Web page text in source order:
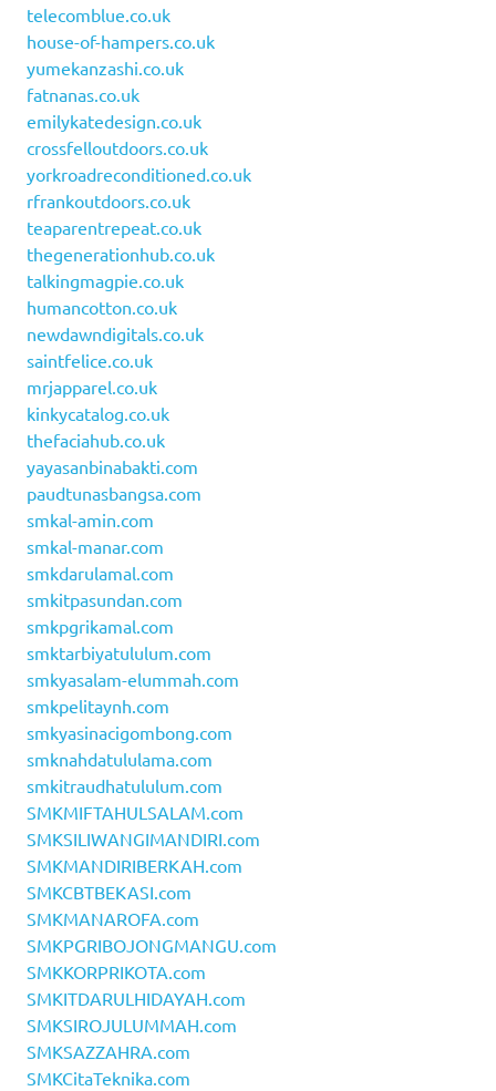
telecomblue.co.uk
house-of-hampers.co.uk
yumekanzashi.co.uk
fatnanas.co.uk
emilykatedesign.co.uk
crossfelloutdoors.co.uk
yorkroadreconditioned.co.uk
rfrankoutdoors.co.uk
teaparentrepeat.co.uk
thegenerationhub.co.uk
talkingmagpie.co.uk
humancotton.co.uk
newdawndigitals.co.uk
saintfelice.co.uk
mrjapparel.co.uk
kinkycatalog.co.uk
thefaciahub.co.uk
yayasanbinabakti.com
paudtunasbangsa.com
smkal-amin.com
smkal-manar.com
smkdarulamal.com
smkitpasundan.com
smkpgrikamal.com
smktarbiyatululum.com
smkyasalam-elummah.com
smkpelitaynh.com
smkyasinacigombong.com
smknahdatululama.com
smkitraudhatululum.com
SMKMIFTAHULSALAM.com
SMKSILIWANGIMANDIRI.com
SMKMANDIRIBERKAH.com
SMKCBTBEKASI.com
SMKMANAROFA.com
SMKPGRIBOJONGMANGU.com
SMKKORPRIKOTA.com
SMKITDARULHIDAYAH.com
SMKSIROJULUMMAH.com
SMKSAZZAHRA.com
SMKCitaTeknika.com